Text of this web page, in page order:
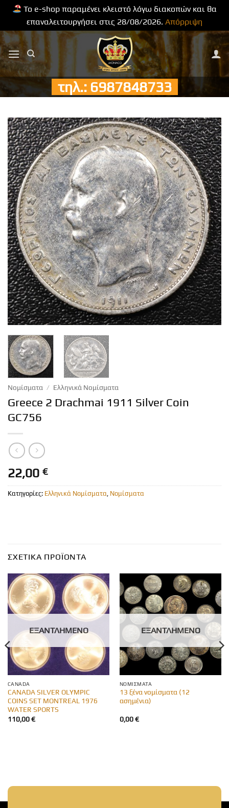
Το e-shop παραμένει κλειστό λόγω διακοπών και θα
επαναλειτουργήσει στις 28/08/2026. Απόρριψη
Μετάβαση
στο
περιεχόμενο
τηλ.: 6987848733
Νομίσματα / Ελληνικά Νομίσματα
Greece 2 Drachmai 1911 Silver Coin
GC756
22,00 €
Κατηγορίες: Ελληνικά Νομίσματα Νομίσματα
ΣΧΕΤΙΚΆ ΠΡΟΪΌΝΤΑ
ΕΞΑΝΤΛΗΜΈΝΟ
CANADA
CANADA SILVER OLYMPIC
COINS SET MONTREAL 1976
WATER SPORTS
110,00€
ΕΞΑΝΤΛΗΜΈΝΟ
ΝΟΜΊΣΜΑΤΑ
13 ξένα νομίσματα (12
ασημένια)
0,00€